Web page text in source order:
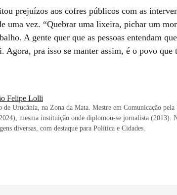
prejuízos aos cofres públicos com as
uma vez. “Quebrar uma lixeira, pichar um
A gente quer que as pessoas entendam
Agora, pra isso se manter assim, é o povo que
Felipe Lolli
de Urucânia, na Zona da Mata. Mestre em Comunicação
mesma instituição onde diplomou-se jornalista (2013).
diversas, com destaque para Política e Cidades.